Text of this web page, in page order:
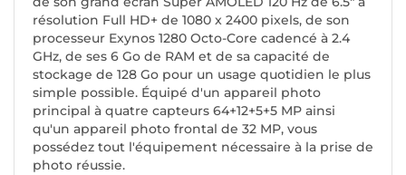
résolution Full HD+ de 1080 x 2400 pixels, de son
processeur Exynos 1280 Octo-Core cadencé à 2.4
GHz, de ses 6 Go de RAM et de sa capacité de
stockage de 128 Go pour un usage quotidien le plus
simple possible. Équipé d'un appareil photo
principal à quatre capteurs 64+12+5+5 MP ainsi
qu'un appareil photo frontal de 32 MP, vous
possédez tout l'équipement nécessaire à la prise de
photo réussie.